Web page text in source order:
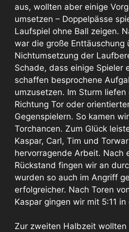
aus, wollten aber einige
umsetzen – Doppelpässe
Laufspiel ohne Ball zeigen.
war die große Enttäuschung
Nichtumsetzung der
Schade, dass einige Spieler
schaffen besprochene
umzusetzen. Im Sturm
Richtung Tor oder
Gegenspielern. So kamen
Torchancen. Zum Glück
Kaspar, Carl, Tim und
hervorragende Arbeit. Nach
Rückstand fingen wir an
wurden so auch im Angriff
erfolgreicher. Nach Toren
Kaspar gingen wir mit 5:11 in
Zur zweiten Halbzeit